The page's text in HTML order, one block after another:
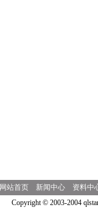
网站首页 新闻中心
资料中
Copyright © 2003-2004